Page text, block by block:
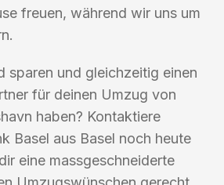
freuen, während wir uns um
sparen und gleichzeitig einen
für deinen Umzug von
haben? Kontaktiere
Basel aus Basel noch heute
eine massgeschneiderte